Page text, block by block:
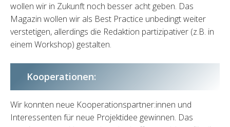
wollen wir in Zukunft noch besser acht geben. Das
Magazin wollen wir als Best Practice unbedingt weiter
verstetigen, allerdings die Redaktion partizipativer (z.B. in
einem Workshop) gestalten.
Kooperationen:
Wir konnten neue Kooperationspartner:innen und
Interessenten für neue Projektidee gewinnen. Das